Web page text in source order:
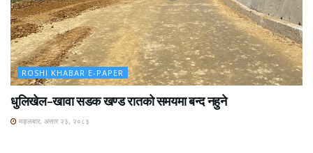
ROSHI KHABAR E-PAPER
धुलिखेल–खावा सडक खण्ड रातको समयमा बन्द नहुने
मङ्लबार, असार २३, २०८३